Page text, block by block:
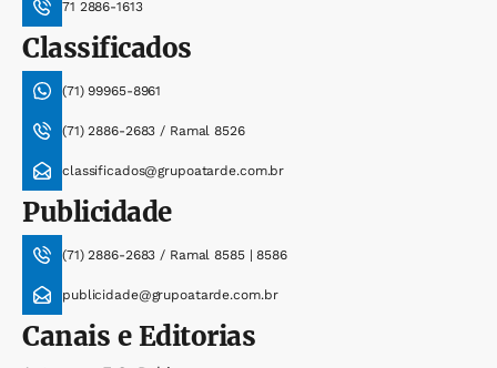
71 2886-1613
Classificados
(71) 99965-8961
(71) 2886-2683 / Ramal 8526
classificados@grupoatarde.com.br
Publicidade
(71) 2886-2683 / Ramal 8585 | 8586
publicidade@grupoatarde.com.br
Canais e Editorias